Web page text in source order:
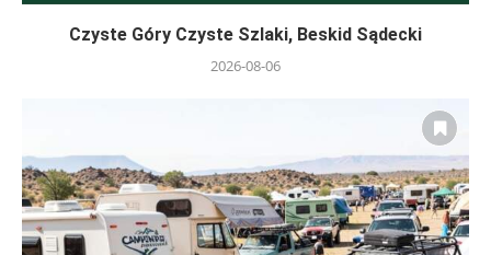
Czyste Góry Czyste Szlaki, Beskid Sądecki
2026-08-06